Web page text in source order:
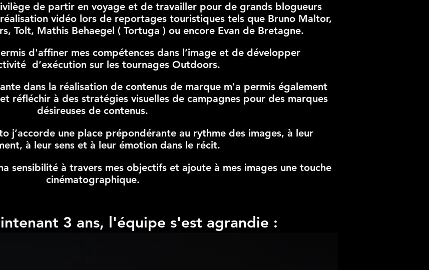
de partir en voyage et de travailler pour de grands blogueurs
vidéo lors de reportages touristiques tels que Bruno Maltor,
Tolt, Mathis Behaegel ( Tortuga ) ou encore Evan de Bretagne.
d'affiner mes compétences dans l’image et de développer
d’exécution sur les tournages Outdoors.
dans la réalisation de contenus de marque m'a permis également
réfléchir à des stratégies visuelles de campagnes pour des marques
désireuses de contenus.
j’accorde une place prépondérante au rythme des images, à leur
à leur sens et à leur émotion dans le récit.
sensibilité à travers mes objectifs et ajoute à mes images une touche
cinématographique.
3 ans, l'équipe s'est agrandie :